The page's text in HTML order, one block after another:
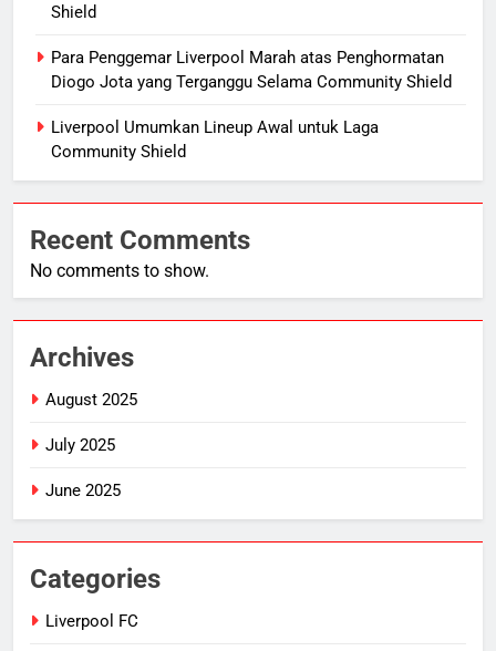
Shield
Para Penggemar Liverpool Marah atas Penghormatan
Diogo Jota yang Terganggu Selama Community Shield
Liverpool Umumkan Lineup Awal untuk Laga
Community Shield
Recent Comments
No comments to show.
Archives
August 2025
July 2025
June 2025
Categories
Liverpool FC